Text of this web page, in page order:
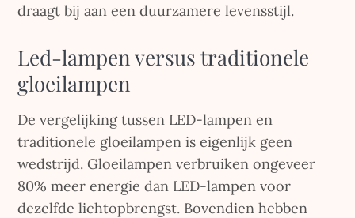
draagt bij aan een duurzamere levensstijl.
Led-lampen versus traditionele
gloeilampen
De vergelijking tussen LED-lampen en
traditionele gloeilampen is eigenlijk geen
wedstrijd. Gloeilampen verbruiken ongeveer
80% meer energie dan LED-lampen voor
dezelfde lichtopbrengst. Bovendien hebben